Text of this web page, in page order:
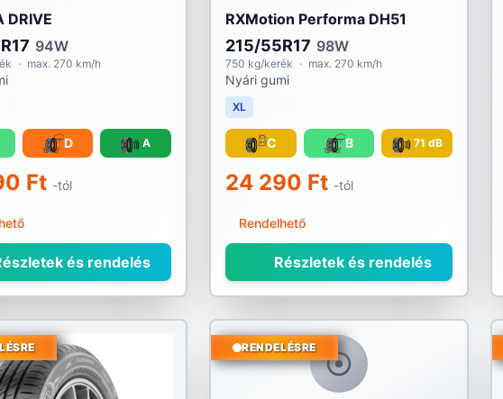
DRIVE
94W
· max. 270 km/h
D A
Ft -tól
és rendelés
RXMotion Performa DH51
215/55R17 98W
750 kg/kerék · max. 270 km/h
Nyári gumi
XL
C B 71 dB
24 290 Ft -tól
Rendelhető
Részletek és rendelés
RENDELÉSRE